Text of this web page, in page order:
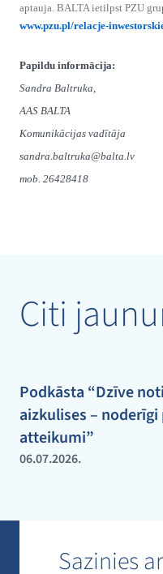
aptauja. BALTA ietilpst PZU
www.pzu.pl/relacje-
Papildu informācija:
Sandra Baltruka,
AAS BALTA
Komunikācijas vadītāja
sandra.baltruka@balta.lv
mob. 26428418
Citi
Podkāsta “Dzīve
aizkulises –
atteikumi”
06.07.2026.
Sazinies ar